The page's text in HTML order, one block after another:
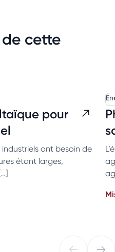
cette
pour
ont besoin de
étant larges,